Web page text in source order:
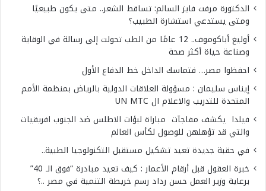
الدكتورة مرفت فايز السالم: تساقط الشعر.. متى يكون طبيعيًا
ومتى يستدعي استشارة الطبيب؟
أوليغ أباكوموف.. 12 عامًا من الطب تحولت إلى رسالة في الوقاية
وصناعة حياة أكثر صحة
احفظوا مصر… فتماسك الداخل خط الدفاع الأول
إيناس سليمان : مسؤولة العلاقات الدولية بالرياض بمنظمة الأمم
المتحدة للتدريب والاعلام ال UN MTC
فيلدا يكشف مفاجآت مباراة لبؤات الاطلس ضد الجنوب افريقيات
والتي قد تؤهلهن للوصول لكأس العالم
في حقبة جديدة تعيد تشكيل مستقبل التكنولوجيا الطبية..
خبرة العقول قبل أرقام الأعمار : كيف تعيد مبادرة “فوق الـ 40”
برعاية وزير العمل حسن رداد رسم خريطة التنمية في مصر ..؟